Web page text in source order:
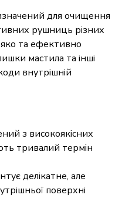
для очищення
рушниць різних
та ефективно
мастила та інші
внутрішній
з високоякісних
тривалий термін
делікатне, але
поверхні